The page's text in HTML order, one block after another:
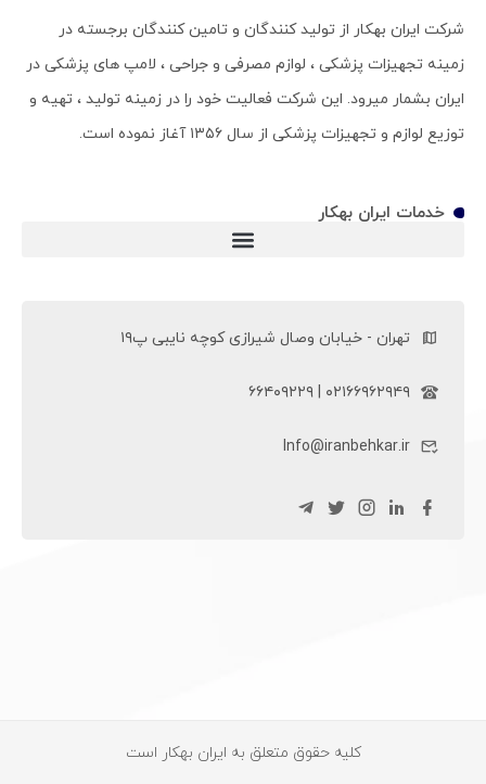
شرکت ایران بهکار از تولید کنندگان و تامین کنندگان برجسته در
زمینه تجهیزات پزشکی ، لوازم مصرفی و جراحی ، لامپ های پزشکی در
ایران بشمار میرود. این شرکت فعالیت خود را در زمینه تولید ، تهیه و
توزیع لوازم و تجهیزات پزشکی از سال ۱۳۵۶ آغاز نموده است.
خدمات ایران بهکار
تهران - خیابان وصال شیرازی کوچه نایبی پ۱۹
۰۲۱۶۶۹۶۲۹۴۹ | ۶۶۴۰۹۲۲۹
Info@iranbehkar.ir
کلیه حقوق متعلق به ایران بهکار است